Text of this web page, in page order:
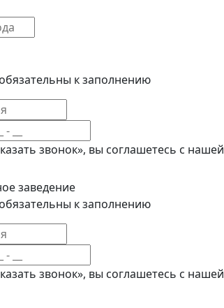
к заполнению
звонок», вы соглашетесь с нашей
заведение
к заполнению
звонок», вы соглашетесь с нашей